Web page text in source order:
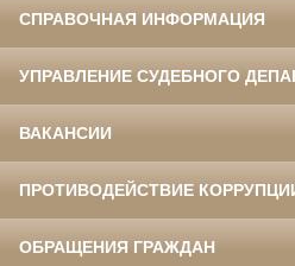
СПРАВОЧНАЯ ИНФОРМАЦИЯ
УПРАВЛЕНИЕ СУДЕБНОГО
ВАКАНСИИ
ПРОТИВОДЕЙСТВИЕ
ОБРАЩЕНИЯ ГРАЖДАН